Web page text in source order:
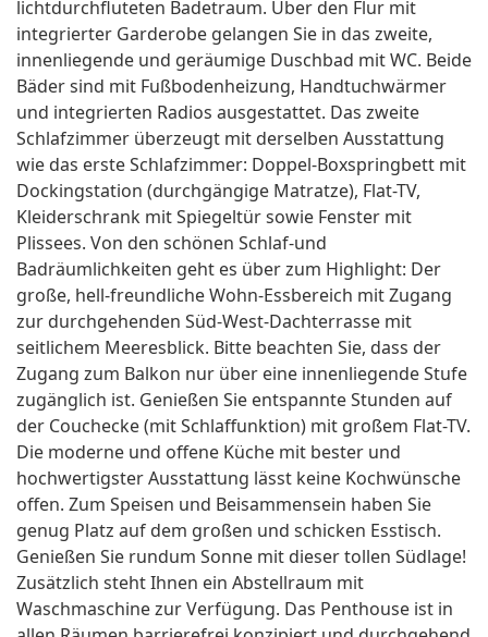
lichtdurchfluteten Badetraum. Über den Flur mit
integrierter Garderobe gelangen Sie in das zweite,
innenliegende und geräumige Duschbad mit WC. Beide
Bäder sind mit Fußbodenheizung, Handtuchwärmer
und integrierten Radios ausgestattet. Das zweite
Schlafzimmer überzeugt mit derselben Ausstattung
wie das erste Schlafzimmer: Doppel-Boxspringbett mit
Dockingstation (durchgängige Matratze), Flat-TV,
Kleiderschrank mit Spiegeltür sowie Fenster mit
Plissees. Von den schönen Schlaf-und
Badräumlichkeiten geht es über zum Highlight: Der
große, hell-freundliche Wohn-Essbereich mit Zugang
zur durchgehenden Süd-West-Dachterrasse mit
seitlichem Meeresblick. Bitte beachten Sie, dass der
Zugang zum Balkon nur über eine innenliegende Stufe
zugänglich ist. Genießen Sie entspannte Stunden auf
der Couchecke (mit Schlaffunktion) mit großem Flat-TV.
Die moderne und offene Küche mit bester und
hochwertigster Ausstattung lässt keine Kochwünsche
offen. Zum Speisen und Beisammensein haben Sie
genug Platz auf dem großen und schicken Esstisch.
Genießen Sie rundum Sonne mit dieser tollen Südlage!
Zusätzlich steht Ihnen ein Abstellraum mit
Waschmaschine zur Verfügung. Das Penthouse ist in